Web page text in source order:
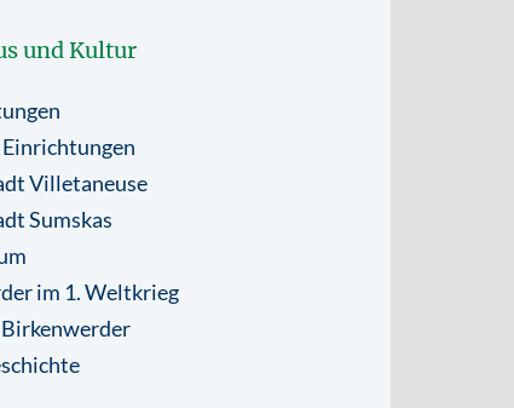
und Kultur
Villetaneuse
Sumskas
im 1. Weltkrieg